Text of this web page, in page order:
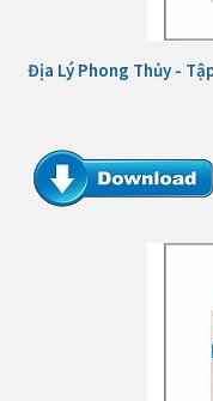
Địa Lý Phong Thủy -